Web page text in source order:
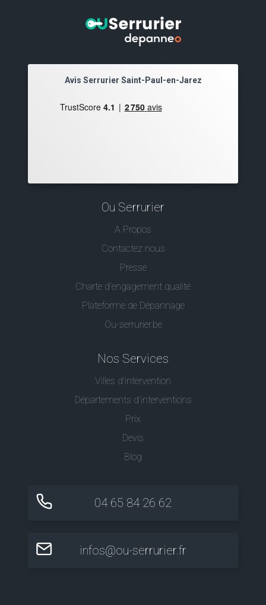
Avis Serrurier Saint-Paul-en-Jarez
Ou Serrurier
A Propos
Contactez nous
Presse
Charte d’engagement qualité
Plateforme de Dépannage
Ou-serrurier.be
Nos Services
Villes d'intervention
Départements d'interventions
Prix
Devis
Blog
04 65 84 26 62
infos@ou-serrurier.fr